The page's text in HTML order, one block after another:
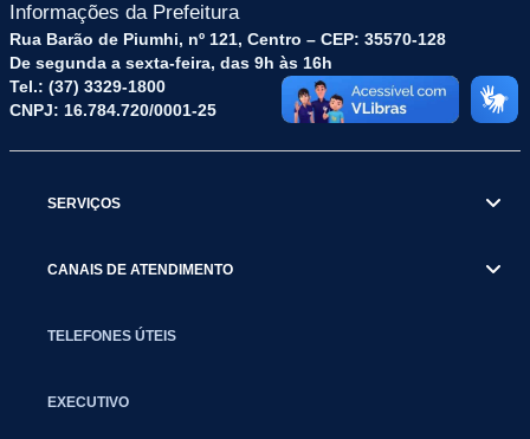
Informações da Prefeitura
Rua Barão de Piumhi, nº 121, Centro – CEP: 35570-128
De segunda a sexta-feira, das 9h às 16h
Tel.: (37) 3329-1800
CNPJ: 16.784.720/0001-25
SERVIÇOS
CANAIS DE ATENDIMENTO
TELEFONES ÚTEIS
EXECUTIVO